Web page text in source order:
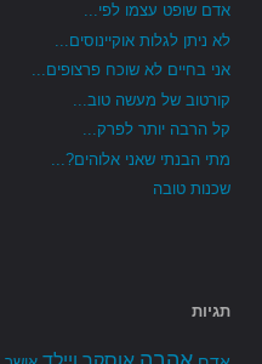
אדם שופט עצמו לפי...
לא ניתן לגלות אוקיינוסים...
אני בחיים לא שוכח פרצופים...
קורטוב של מעשה טוב...
קל הרבה יותר לפרק...
מתי הבנתי שאני אלוהים?...
שכנות טובה
תגיות